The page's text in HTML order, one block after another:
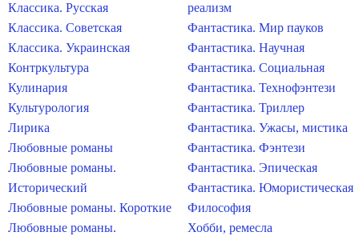
Классика. Русская
Классика. Советская
Классика. Украинская
Контркультура
Кулинария
Культурология
Лирика
Любовные романы
Любовные романы.
Исторический
Любовные романы. Короткие
Любовные романы.
реализм
Фантастика. Мир пауков
Фантастика. Научная
Фантастика. Социальная
Фантастика. Технофэнтези
Фантастика. Триллер
Фантастика. Ужасы, мистика
Фантастика. Фэнтези
Фантастика. Эпическая
Фантастика. Юмористическая
Философия
Хобби, ремесла